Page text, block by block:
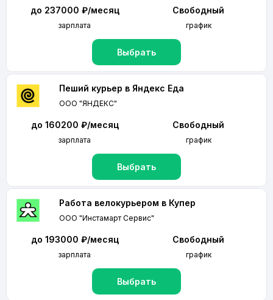
до 237000 ₽/месяц
зарплата
Свободный
график
Выбрать
Пеший курьер в Яндекс Еда
ООО "ЯНДЕКС"
до 160200 ₽/месяц
зарплата
Свободный
график
Выбрать
Работа велокурьером в Купер
ООО "Инстамарт Сервис"
до 193000 ₽/месяц
зарплата
Свободный
график
Выбрать